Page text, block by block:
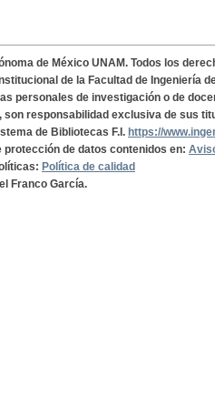
de México UNAM. Todos los
de la Facultad de
personales de investigación o de
responsabilidad exclusiva de sus
de Bibliotecas F.I. https://
de datos contenidos en:
Política de calidad
Franco García.